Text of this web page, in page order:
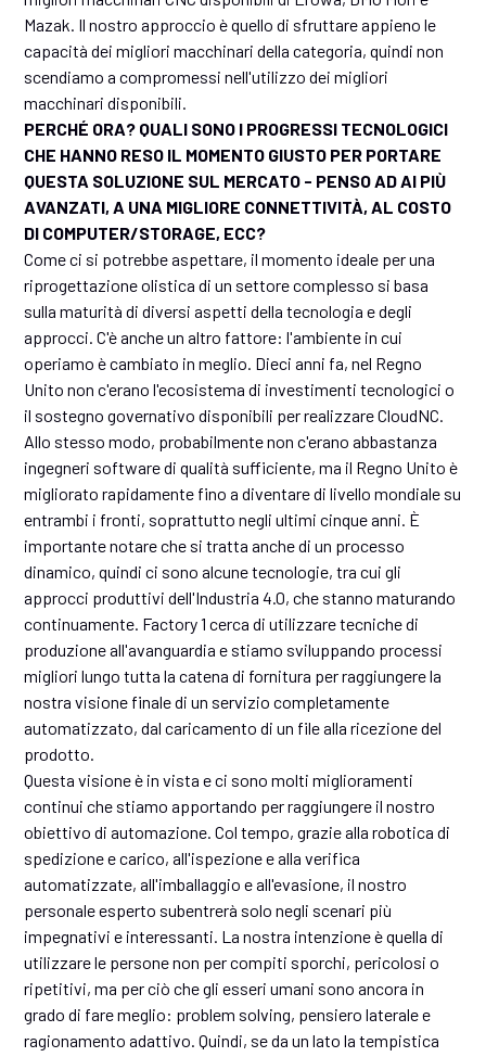
Mazak. Il nostro approccio è quello di sfruttare appieno le
capacità dei migliori macchinari della categoria, quindi non
scendiamo a compromessi nell'utilizzo dei migliori
macchinari disponibili.
PERCHÉ ORA? QUALI SONO I PROGRESSI TECNOLOGICI
CHE HANNO RESO IL MOMENTO GIUSTO PER PORTARE
QUESTA SOLUZIONE SUL MERCATO - PENSO AD AI PIÙ
AVANZATI, A UNA MIGLIORE CONNETTIVITÀ, AL COSTO
DI COMPUTER/STORAGE, ECC?
Come ci si potrebbe aspettare, il momento ideale per una
riprogettazione olistica di un settore complesso si basa
sulla maturità di diversi aspetti della tecnologia e degli
approcci. C'è anche un altro fattore: l'ambiente in cui
operiamo è cambiato in meglio. Dieci anni fa, nel Regno
Unito non c'erano l'ecosistema di investimenti tecnologici o
il sostegno governativo disponibili per realizzare CloudNC.
Allo stesso modo, probabilmente non c'erano abbastanza
ingegneri software di qualità sufficiente, ma il Regno Unito è
migliorato rapidamente fino a diventare di livello mondiale su
entrambi i fronti, soprattutto negli ultimi cinque anni. È
importante notare che si tratta anche di un processo
dinamico, quindi ci sono alcune tecnologie, tra cui gli
approcci produttivi dell'Industria 4.0, che stanno maturando
continuamente. Factory 1 cerca di utilizzare tecniche di
produzione all'avanguardia e stiamo sviluppando processi
migliori lungo tutta la catena di fornitura per raggiungere la
nostra visione finale di un servizio completamente
automatizzato, dal caricamento di un file alla ricezione del
prodotto.
Questa visione è in vista e ci sono molti miglioramenti
continui che stiamo apportando per raggiungere il nostro
obiettivo di automazione. Col tempo, grazie alla robotica di
spedizione e carico, all'ispezione e alla verifica
automatizzate, all'imballaggio e all'evasione, il nostro
personale esperto subentrerà solo negli scenari più
impegnativi e interessanti. La nostra intenzione è quella di
utilizzare le persone non per compiti sporchi, pericolosi o
ripetitivi, ma per ciò che gli esseri umani sono ancora in
grado di fare meglio: problem solving, pensiero laterale e
ragionamento adattivo. Quindi, se da un lato la tempistica